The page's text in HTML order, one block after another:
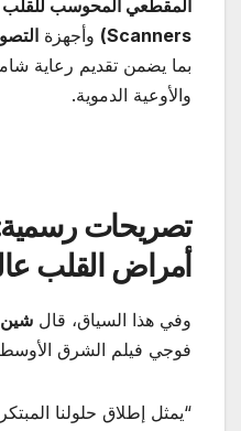
المقطعي المحوسب للقلب
Scanners) وأجهزة
بما يضمن تقديم رعاية
والأوعية الدموية.
تصريحات
أمراض القلب
وفي هذا السياق، قال شين
فوجي فيلم الشرق
“يمثل إطلاق حلولنا